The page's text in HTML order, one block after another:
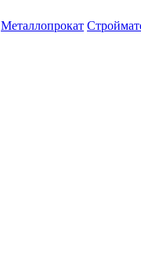
Металлопрокат